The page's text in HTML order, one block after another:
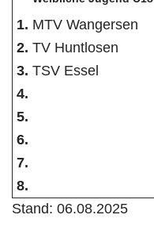
1. MTV Wangersen
2. TV Huntlosen
3. TSV Essel
4.
5.
6.
7.
8.
Stand: 06.08.2025